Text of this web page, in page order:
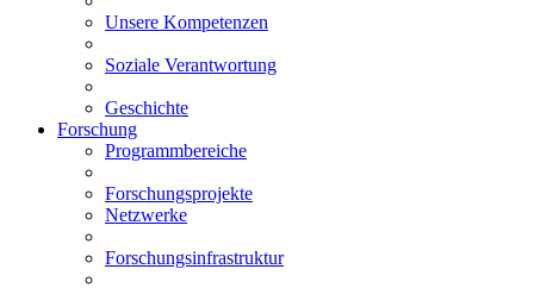
Unsere Kompetenzen
Soziale Verantwortung
Geschichte
Forschung
Programmbereiche
Forschungsprojekte
Netzwerke
Forschungsinfrastruktur